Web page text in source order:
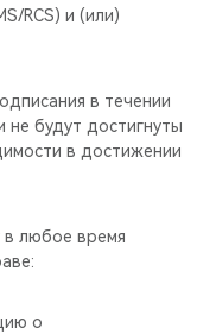
RCS) и (или)
в течении
не будут достигнуты
в достижении
в любое время
о